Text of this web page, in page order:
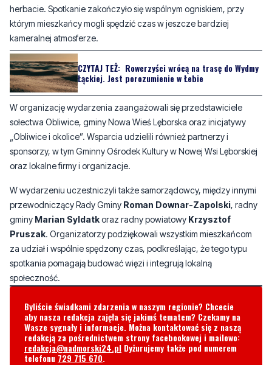
herbacie. Spotkanie zakończyło się wspólnym ogniskiem, przy
którym mieszkańcy mogli spędzić czas w jeszcze bardziej
kameralnej atmosferze.
CZYTAJ TEŻ: Rowerzyści wrócą na trasę do Wydmy
Łąckiej. Jest porozumienie w Łebie
W organizację wydarzenia zaangażowali się przedstawiciele
sołectwa Obliwice, gminy Nowa Wieś Lęborska oraz inicjatywy
„Obliwice i okolice”. Wsparcia udzielili również partnerzy i
sponsorzy, w tym Gminny Ośrodek Kultury w Nowej Wsi Lęborskiej
oraz lokalne firmy i organizacje.
W wydarzeniu uczestniczyli także samorządowcy, między innymi
przewodniczący Rady Gminy Roman Downar-Zapolski, radny
gminy Marian Syldatkoraz radny powiatowy Krzysztof
Pruszak. Organizatorzy podziękowali wszystkim mieszkańcom
za udział i wspólnie spędzony czas, podkreślając, że tego typu
spotkania pomagają budować więzi i integrują lokalną
społeczność.
Byliście świadkami zdarzenia w naszym regionie? Chcecie
aby nasza redakcja zajęła się jakimś tematem? Czekamy na
Wasze sygnały i informacje. Można kontaktować się z naszą
redakcją za pośrednictwem strony facebookowej i mailowo:
redakcja@nadmorski24.pl Dyżurujemy także pod numerem
telefonu 729 715 670.